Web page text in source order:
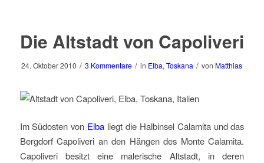
Die Altstadt von Capoliveri
24. Oktober 2010 / 3 Kommentare / in Elba,Toskana / von Matthias
Im Südosten von Elba liegt die Halbinsel Calamita und das
Bergdorf Capoliveri an den Hängen des Monte Calamita.
Capoliveri besitzt eine malerische Altstadt, in deren